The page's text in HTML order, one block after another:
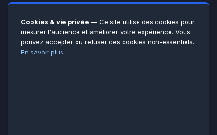
Essonne
Seine-et-Marne
Voir toutes les villes →
Cookies & vie privée — Ce site utilise des cookies pour
mesurer l'audience et améliorer votre expérience. Vous
pouvez accepter ou refuser ces cookies non-essentiels.
En savoir plus.